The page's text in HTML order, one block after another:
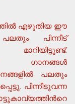
എഴുതിയ ഈ
പിന്നീട്
ഗാനങ്ങള്‍
പലതും
പിന്നീടുവന്ന